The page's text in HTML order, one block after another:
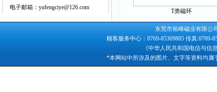
电子邮箱：yufengciye@126.com
T类磁环
东莞市裕峰磁业有限公
顾客服务中心：0769-85309885 传真:0769-
《中华人民共和国电信与信
*本网站中所涉及的图片、文字等资料均